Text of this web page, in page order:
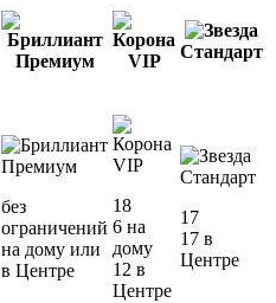
Премиум VIP Стандарт
Премиум
без
ограничений
на дому или
в Центре
VIP
18
6 на
дому
12 в
Центре
Стандарт
17
17 в
Центре